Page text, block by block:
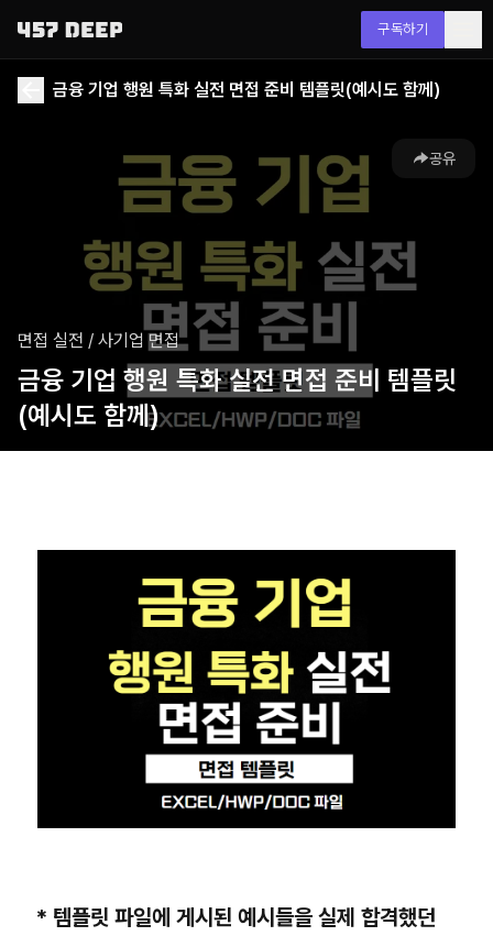
구독하기
금융 기업 행원 특화 실전 면접 준비 템플릿(예시도 함께)
공유
면접 실전 / 사기업 면접
금융 기업 행원 특화 실전 면접 준비 템플릿
(예시도 함께)
* 템플릿 파일에 게시된 예시들을 실제 합격했던